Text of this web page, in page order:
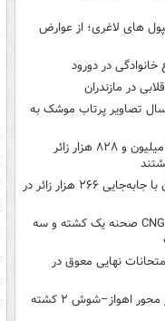
های لاغری؛ از عوارض
خانوادگی در دورود
در مازندران
تصاویر پرتاب موشک به
پورجمشیدیان: ۲ میلیون و ۸۲۸ هزار زائر
رکوردشکنی مهران با جابه‌جایی ۲۶۶ هزار زائر در
انفجار در جایگاه CNG صحنه یک کشته و سه
نهایی معوق در
تصادف مرگبار در محور اهواز–شوش ۲ کشته